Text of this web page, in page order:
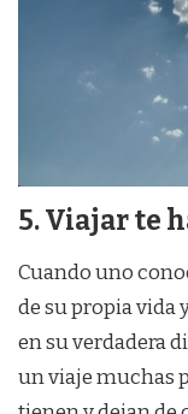
5. Viajar te
Cuando uno
de su propia vida
en su verdadera
un viaje muchas